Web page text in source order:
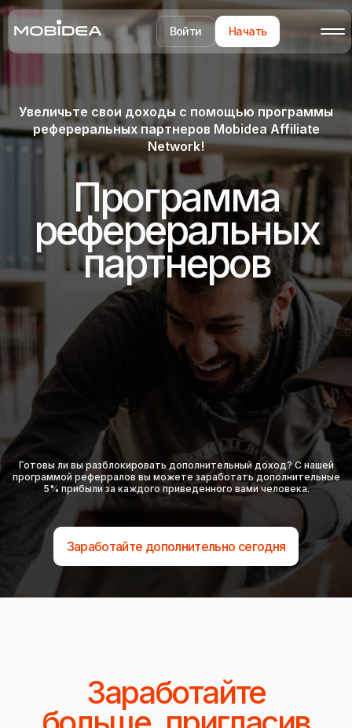
Войти Начать
Увеличьте свои доходы с помощью программы
рефереральных партнеров Mobidea Affiliate
Network!
Программа
рефереральных
партнеров
Готовы ли вы разблокировать дополнительный доход? С нашей
программой реферралов вы можете заработать дополнительные
5% прибыли за каждого приведенного вами человека.
Заработайте дополнительно сегодня
Заработайте